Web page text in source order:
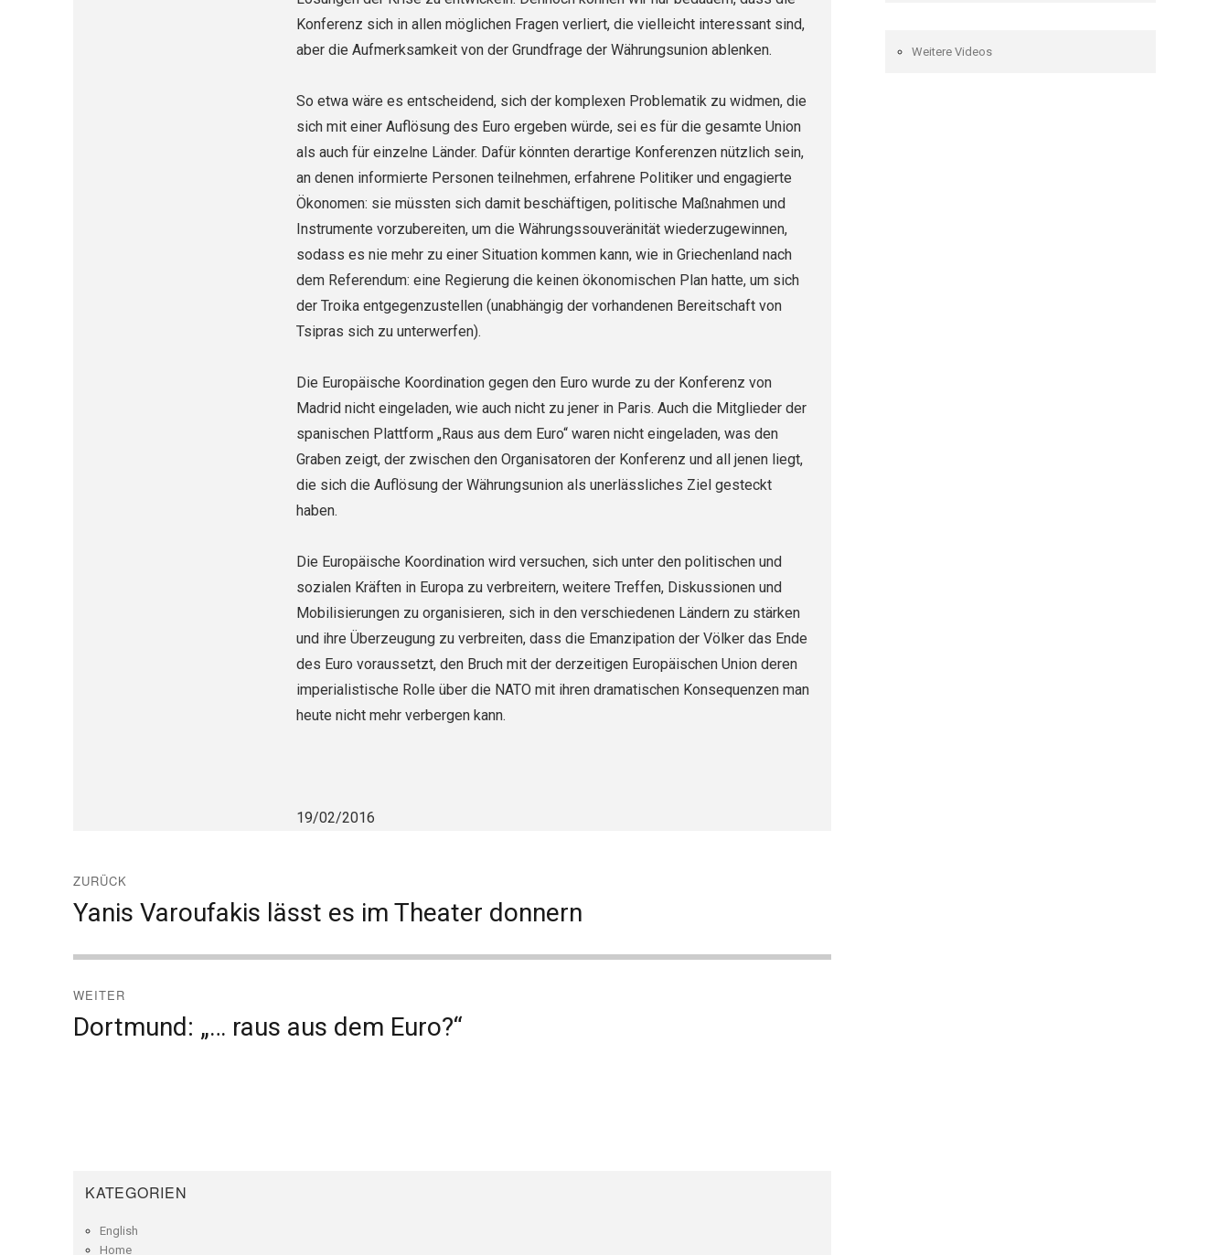
Konferenz sich in allen möglichen Fragen verliert, die vielleicht interessant sind,
aber die Aufmerksamkeit von der Grundfrage der Währungsunion ablenken.
So etwa wäre es entscheidend, sich der komplexen Problematik zu widmen, die
sich mit einer Auflösung des Euro ergeben würde, sei es für die gesamte Union
als auch für einzelne Länder. Dafür könnten derartige Konferenzen nützlich sein,
an denen informierte Personen teilnehmen, erfahrene Politiker und engagierte
Ökonomen: sie müssten sich damit beschäftigen, politische Maßnahmen und
Instrumente vorzubereiten, um die Währungssouveränität wiederzugewinnen,
sodass es nie mehr zu einer Situation kommen kann, wie in Griechenland nach
dem Referendum: eine Regierung die keinen ökonomischen Plan hatte, um sich
der Troika entgegenzustellen (unabhängig der vorhandenen Bereitschaft von
Tsipras sich zu unterwerfen).
Die Europäische Koordination gegen den Euro wurde zu der Konferenz von
Madrid nicht eingeladen, wie auch nicht zu jener in Paris. Auch die Mitglieder der
spanischen Plattform „Raus aus dem Euro“ waren nicht eingeladen, was den
Graben zeigt, der zwischen den Organisatoren der Konferenz und all jenen liegt,
die sich die Auflösung der Währungsunion als unerlässliches Ziel gesteckt
haben.
Die Europäische Koordination wird versuchen, sich unter den politischen und
sozialen Kräften in Europa zu verbreitern, weitere Treffen, Diskussionen und
Mobilisierungen zu organisieren, sich in den verschiedenen Ländern zu stärken
und ihre Überzeugung zu verbreiten, dass die Emanzipation der Völker das Ende
des Euro voraussetzt, den Bruch mit der derzeitigen Europäischen Union deren
imperialistische Rolle über die NATO mit ihren dramatischen Konsequenzen man
heute nicht mehr verbergen kann.
19/02/2016
ZURÜCK
Vorheriger
Yanis Varoufakis lässt es im Theater donnern
WEITER
Nächster
Dortmund: „… raus aus dem Euro?“
KATEGORIEN
English
Home
Weitere Videos